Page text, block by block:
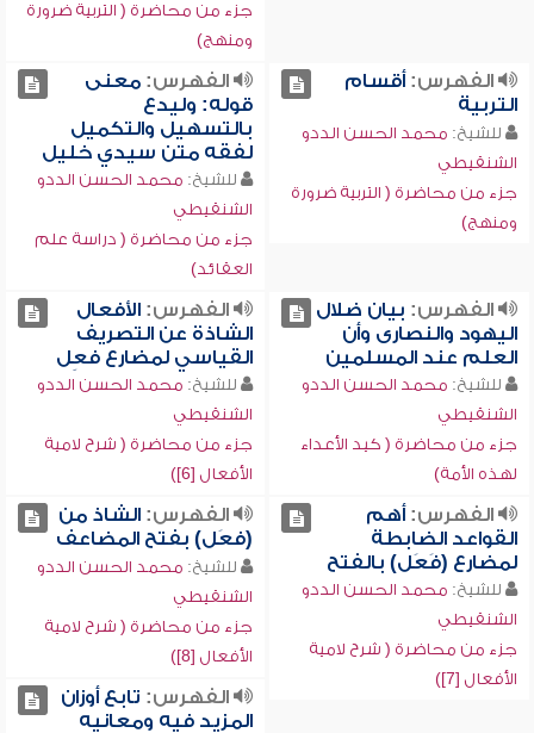
جزء من محاضرة ( التربية ضرورة
ومنهج)
الفهرس:أقسام
التربية
للشيخ: محمد الحسن الددو
الشنقيطي
جزء من محاضرة ( التربية ضرورة
ومنهج)
الفهرس:معنى
قوله: وليدع
بالتسهيل والتكميل
لفقه متن سيدي خليل
للشيخ: محمد الحسن الددو
الشنقيطي
جزء من محاضرة ( دراسة علم
العقائد)
الفهرس: بيان ضلال
اليهود والنصارى وأن
العلم عند المسلمين
للشيخ: محمد الحسن الددو
الشنقيطي
جزء من محاضرة ( كيد الأعداء
لهذه الأمة)
الفهرس:الأفعال
الشاذة عن التصريف
القياسي لمضارع فعِل
للشيخ: محمد الحسن الددو
الشنقيطي
جزء من محاضرة ( شرح لامية
الأفعال [6])
الفهرس:أهم
القواعد الضابطة
لمضارع (فَعَل) بالفتح
للشيخ: محمد الحسن الددو
الشنقيطي
جزء من محاضرة ( شرح لامية
الأفعال [7])
الفهرس:الشاذ من
(فعَل) بفتح المضاعف
للشيخ: محمد الحسن الددو
الشنقيطي
جزء من محاضرة ( شرح لامية
الأفعال [8])
الفهرس: تابع أوزان
المزيد فيه ومعانيه